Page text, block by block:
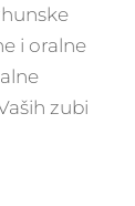
i oralne
zubi